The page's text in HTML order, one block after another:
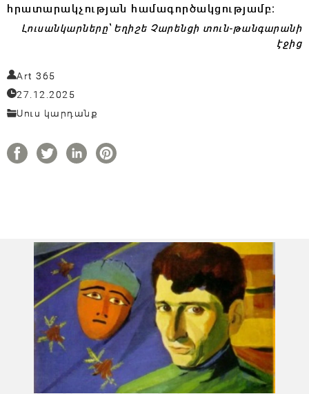
հրատարակչության համագործակցությամբ։
Լուսանկարները՝ Եղիշե Չարենցի տուն-թանգարանի
էջից
Art 365
27.12.2025
Սուս կարդանք